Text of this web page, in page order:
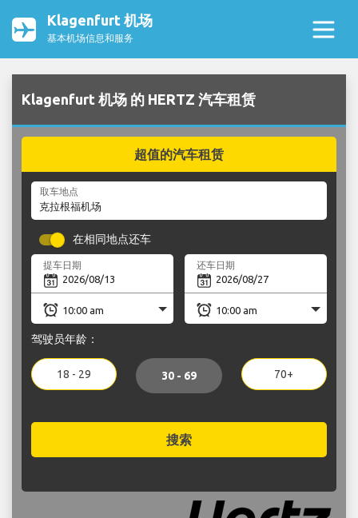
Klagenfurt 机场
基本机场信息和服务
Klagenfurt 机场 的 HERTZ 汽车租赁
超值的汽车租赁
取车地点
在相同地点还车
提车日期 还车日期
驾驶员年龄：
18 - 29 30 - 69 70+
搜索